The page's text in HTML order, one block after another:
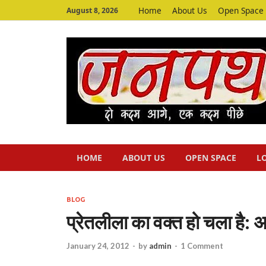
August 8, 2026 Home About Us Open Space
HOME ABOUT US OPEN SPACE
BLOG
प्रेतलीला का वक्‍त हो चला है:
January 24, 2012 - by admin - 1 Comment